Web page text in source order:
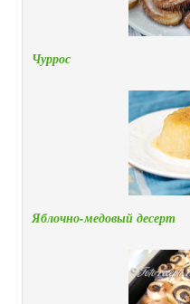
Чуррос
Яблочно-медовый десерт